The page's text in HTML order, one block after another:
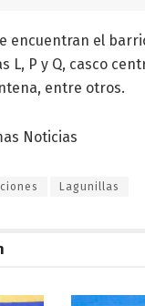
encuentran el
L, P y Q, casco
entre otros.
Noticias
Lagunillas